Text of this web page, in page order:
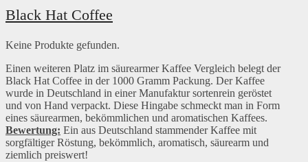
Black Hat Coffee
Keine Produkte gefunden.
Einen weiteren Platz im säurearmer Kaffee Vergleich belegt der
Black Hat Coffee in der 1000 Gramm Packung. Der Kaffee
wurde in Deutschland in einer Manufaktur sortenrein geröstet
und von Hand verpackt. Diese Hingabe schmeckt man in Form
eines säurearmen, bekömmlichen und aromatischen Kaffees.
Bewertung: Ein aus Deutschland stammender Kaffee mit
sorgfältiger Röstung, bekömmlich, aromatisch, säurearm und
ziemlich preiswert!